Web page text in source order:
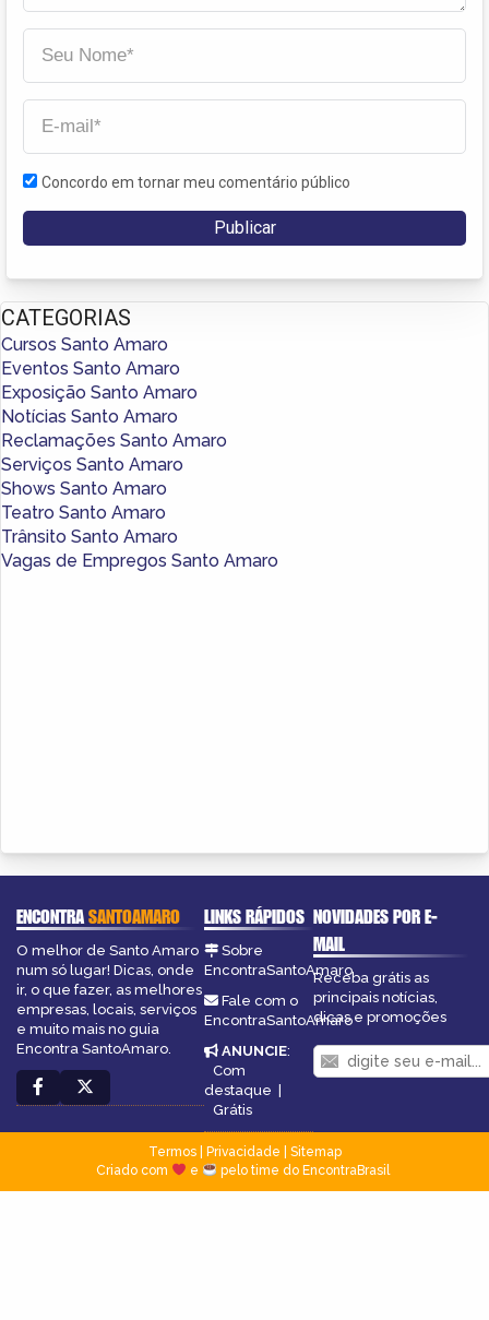
Concordo em tornar meu comentário público
CATEGORIAS
Cursos Santo Amaro
Eventos Santo Amaro
Exposição Santo Amaro
Notícias Santo Amaro
Reclamações Santo Amaro
Serviços Santo Amaro
Shows Santo Amaro
Teatro Santo Amaro
Trânsito Santo Amaro
Vagas de Empregos Santo Amaro
ENCONTRASANTOAMARO
O melhor de Santo Amaro
num só lugar! Dicas, onde
ir, o que fazer, as melhores
empresas, locais, serviços
e muito mais no guia
Encontra SantoAmaro.
LINKS RÁPIDOS
Sobre
EncontraSantoAmaro
Fale com o
EncontraSantoAmaro
ANUNCIE:
Com
destaque
Grátis
NOVIDADES POR E-
MAIL
Receba grátis as
principais notícias,
dicas e promoções
Termos| Privacidade
Sitemap
Criado com
e pelo time do EncontraBrasil